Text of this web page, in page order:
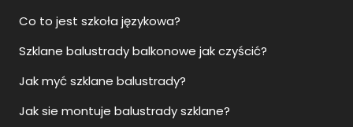
Co to jest szkoła językowa?
Szklane balustrady balkonowe jak czyścić?
Jak myć szklane balustrady?
Jak sie montuje balustrady szklane?